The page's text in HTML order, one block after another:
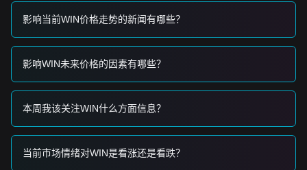
影响当前WIN价格走势的新闻有哪些？
影响WIN未来价格的因素有哪些？
本周我该关注WIN什么方面信息？
当前市场情绪对WIN是看涨还是看跌？